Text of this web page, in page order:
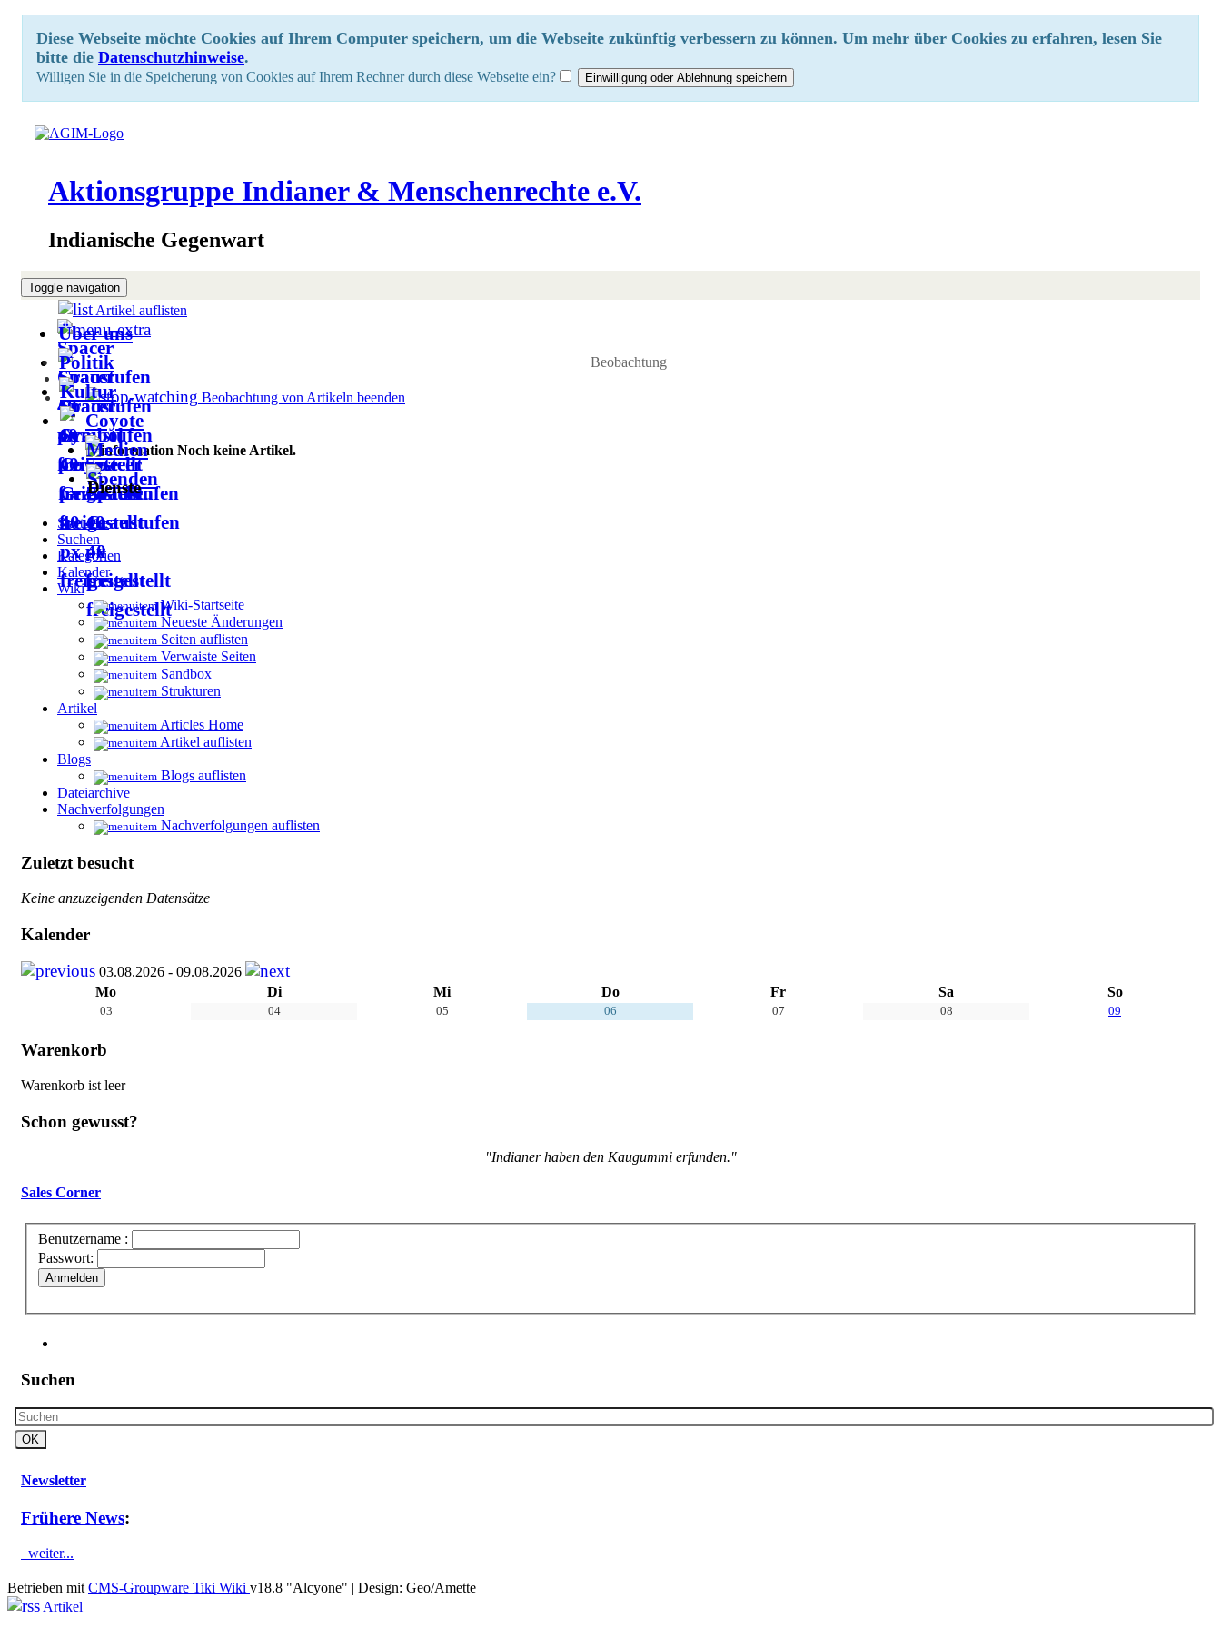
Diese Webseite möchte Cookies auf Ihrem Computer speichern, um die Webseite zukünftig verbessern zu können. Um mehr über Cookies zu erfahren, lesen Sie
bitte die Datenschutzhinweise.
Willigen Sie in die Speicherung von Cookies auf Ihrem Rechner durch diese Webseite ein?
Aktionsgruppe Indianer & Menschenrechte e.V.
Indianische Gegenwart
Toggle navigation
Über uns
Politik
Kultur
Coyote
Medien
Spenden
Artikel auflisten
Beobachtung
Beobachtung von Artikeln beenden
Noch keine Artikel.
Dienste
Startseite
Suchen
Kategorien
Kalender
Wiki
Wiki-Startseite
Neueste Änderungen
Seiten auflisten
Verwaiste Seiten
Sandbox
Strukturen
Artikel
Articles Home
Artikel auflisten
Blogs
Blogs auflisten
Dateiarchive
Nachverfolgungen
Nachverfolgungen auflisten
Zuletzt besucht
Keine anzuzeigenden Datensätze
Kalender
03.08.2026 - 09.08.2026
Mo
Di Mi Do Fr Sa So
03 04 05 06 07 08 09
Warenkorb
Warenkorb ist leer
Schon gewusst?
"Indianer haben den Kaugummi erfunden."
Sales Corner
Benutzername :
Passwort:
Anmelden
Suchen
Newsletter
Frühere News:
weiter...
Betrieben mit CMS-Groupware Tiki Wiki v18.8 "Alcyone" | Design: Geo/Amette
Artikel